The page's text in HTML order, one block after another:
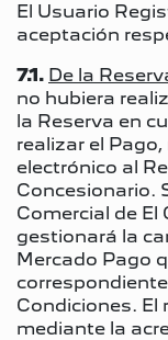
El Usuario
aceptación
7.1. De la
no hubiera
la Reserva en
realizar el
electrónico al
Concesionario.
Comercial de El
gestionará la
Mercado Pago
Condiciones. El
mediante la